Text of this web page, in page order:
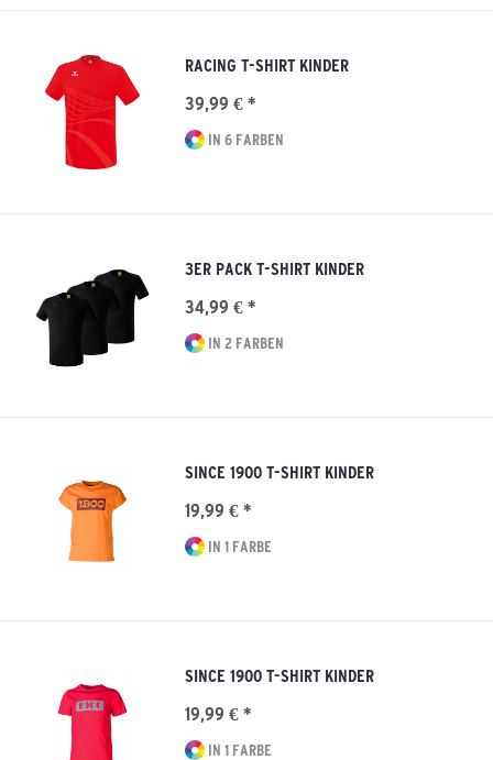
RACING T-SHIRT KINDER
39,99 € *
IN 6 FARBEN
3ER PACK T-SHIRT KINDER
34,99 € *
IN 2 FARBEN
SINCE 1900 T-SHIRT KINDER
19,99 € *
IN 1 FARBE
SINCE 1900 T-SHIRT KINDER
19,99 € *
IN 1 FARBE